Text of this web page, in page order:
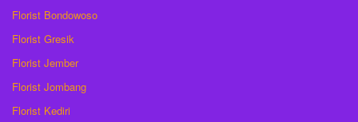
Florist Bondowoso
Florist Gresik
Florist Jember
Florist Jombang
Florist Kediri